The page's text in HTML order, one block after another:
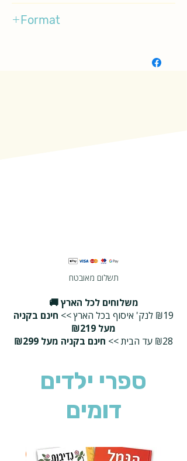
Format
תשלום מאובטח
משלוחים לכל הארץ 🚚
₪19 לנק' איסוף בכל הארץ >>
חינם בקניה
מעל ₪219
₪28 עד הבית >>
חינם בקניה מעל ₪299
ספרי ילדים
דומים